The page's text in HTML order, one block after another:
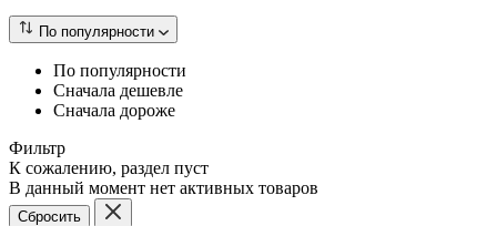
По популярности
По популярности
Сначала дешевле
Сначала дороже
Фильтр
К сожалению, раздел пуст
В данный момент нет активных товаров
Сбросить